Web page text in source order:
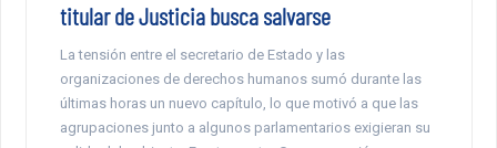
titular de Justicia busca salvarse
La tensión entre el secretario de Estado y las
organizaciones de derechos humanos sumó durante las
últimas horas un nuevo capítulo, lo que motivó a que las
agrupaciones junto a algunos parlamentarios exigieran su